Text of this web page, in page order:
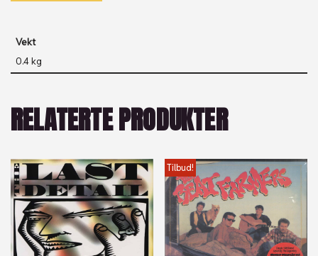
Vekt
0.4 kg
RELATERTE PRODUKTER
Tilbud!